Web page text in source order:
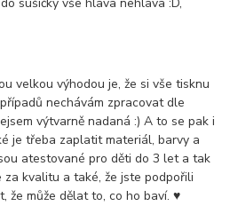
sušičky vše hlava nehlava :D,
velkou výhodou je, že si vše tisknu
nechávám zpracovat dle
výtvarně nadaná :) A to se pak i
je třeba zaplatit materiál, barvy a
atestované pro děti do 3 let a tak
kvalitu a také, že jste podpořili
že může dělat to, co ho baví. ♥